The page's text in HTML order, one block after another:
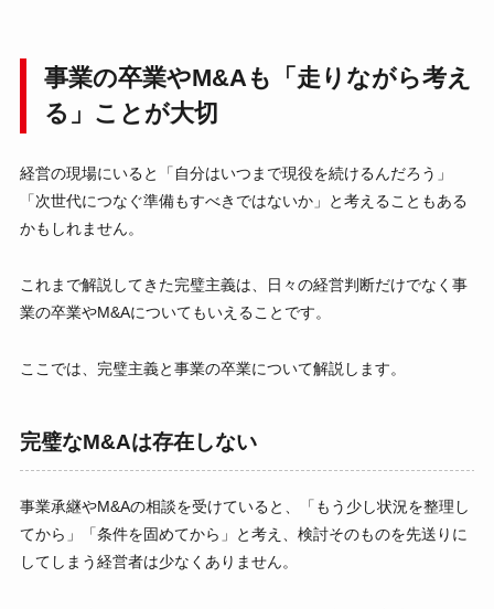
事業の卒業やM&Aも「走りながら考え
る」ことが大切
経営の現場にいると「自分はいつまで現役を続けるんだろう」
「次世代につなぐ準備もすべきではないか」と考えることもある
かもしれません。
これまで解説してきた完璧主義は、日々の経営判断だけでなく事
業の卒業やM&Aについてもいえることです。
ここでは、完璧主義と事業の卒業について解説します。
完璧なM&Aは存在しない
事業承継やM&Aの相談を受けていると、「もう少し状況を整理し
てから」「条件を固めてから」と考え、検討そのものを先送りに
してしまう経営者は少なくありません。